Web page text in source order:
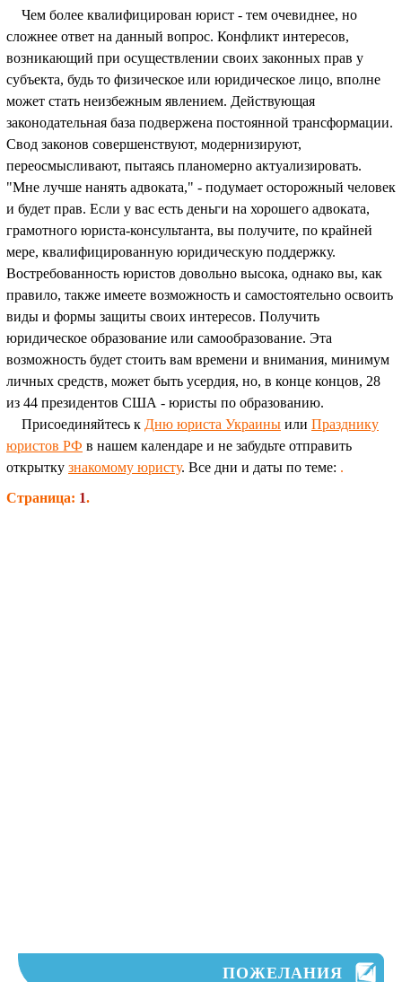
Чем более квалифицирован юрист - тем очевиднее, но
сложнее ответ на данный вопрос. Конфликт интересов,
возникающий при осуществлении своих законных прав у
субъекта, будь то физическое или юридическое лицо, вполне
может стать неизбежным явлением. Действующая
законодательная база подвержена постоянной трансформации.
Свод законов совершенствуют, модернизируют,
переосмысливают, пытаясь планомерно актуализировать.
"Мне лучше нанять адвоката," - подумает осторожный человек
и будет прав. Если у вас есть деньги на хорошего адвоката,
грамотного юриста-консультанта, вы получите, по крайней
мере, квалифицированную юридическую поддержку.
Востребованность юристов довольно высока, однако вы, как
правило, также имеете возможность и самостоятельно освоить
виды и формы защиты своих интересов. Получить
юридическое образование или самообразование. Эта
возможность будет стоить вам времени и внимания, минимум
личных средств, может быть усердия, но, в конце концов, 28
из 44 президентов США - юристы по образованию.
Присоединяйтесь к Дню юриста Украины или Празднику
юристов РФ в нашем календаре и не забудьте отправить
открытку знакомому юристу. Все дни и даты по теме: .
Страница: 1.
ПОЖЕЛАНИЯ